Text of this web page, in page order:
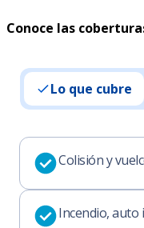
Conoce las
Lo que cubre
Colisión y
Incendio, auto